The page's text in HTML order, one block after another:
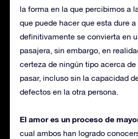
la forma en la que percibimos a
que puede hacer que esta dure
definitivamente se convierta en
pasajera, sin embargo, en
certeza de ningún tipo acerca
pasar, incluso sin la capacidad
defectos en la otra persona.
El amor es un proceso de
cual ambos han logrado